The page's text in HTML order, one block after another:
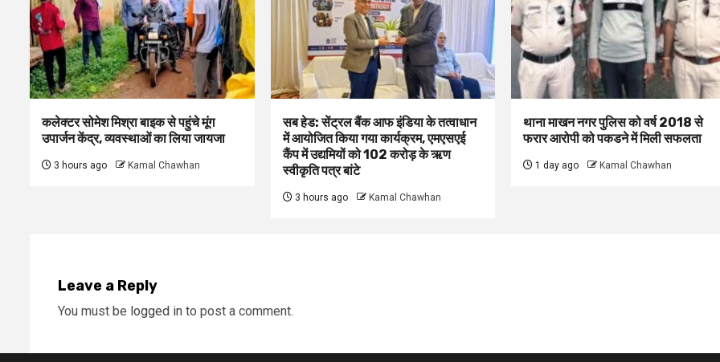
कलेक्टर सोमेश मिश्रा बाइक से पहुंचे मूंग
उपार्जन केंद्र, व्यवस्थाओं का लिया जायजा
3 hours ago Kamal Chawhan
सब हेड: सेंट्रल बैंक आफ इंडिया के तत्वाधान
में आयोजित किया गया कार्यक्रम, एमएसएई
कैंप में उद्यमियों को 102 करोड़ के ऋण
स्वीकृति पत्र बांटे
3 hours ago Kamal Chawhan
थाना माखन नगर पुलिस को वर्ष 2018 से
फरार आरोपी को पकडने में मिली सफलता
1 day ago Kamal Chawhan
Leave a Reply
You must be logged in to post a comment.